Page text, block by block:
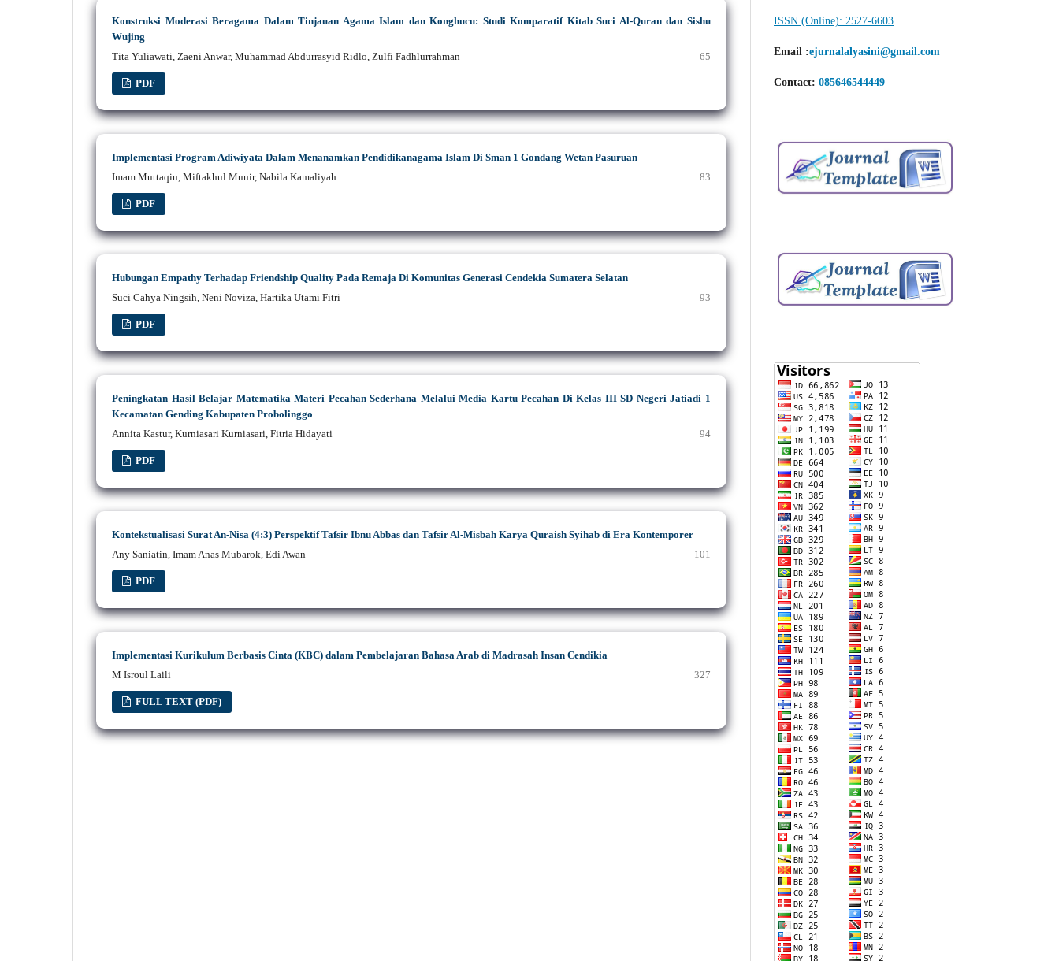
Konstruksi Moderasi Beragama Dalam Tinjauan Agama Islam dan Konghucu: Studi Komparatif Kitab Suci Al-Quran dan Sishu
Wujing
Tita Yuliawati, Zaeni Anwar, Muhammad Abdurrasyid Ridlo, Zulfi Fadhlurrahman
65
PDF
Implementasi Program Adiwiyata Dalam Menanamkan Pendidikanagama Islam Di Sman 1 Gondang Wetan Pasuruan
Imam Muttaqin, Miftakhul Munir, Nabila Kamaliyah
83
PDF
Hubungan Empathy Terhadap Friendship Quality Pada Remaja Di Komunitas Generasi Cendekia Sumatera Selatan
Suci Cahya Ningsih, Neni Noviza, Hartika Utami Fitri
93
PDF
Peningkatan Hasil Belajar Matematika Materi Pecahan Sederhana Melalui Media Kartu Pecahan Di Kelas III SD Negeri Jatiadi 1
Kecamatan Gending Kabupaten Probolinggo
Annita Kastur, Kurniasari Kurniasari, Fitria Hidayati
94
PDF
Kontekstualisasi Surat An-Nisa (4:3) Perspektif Tafsir Ibnu Abbas dan Tafsir Al-Misbah Karya Quraish Syihab di Era Kontemporer
Any Saniatin, Imam Anas Mubarok, Edi Awan
101
PDF
Implementasi Kurikulum Berbasis Cinta (KBC) dalam Pembelajaran Bahasa Arab di Madrasah Insan Cendikia
M Isroul Laili
327
FULL TEXT (PDF)
ISSN (Online): 2527-6603
Email :ejurnalalyasini@gmail.com
Contact: 085646544449